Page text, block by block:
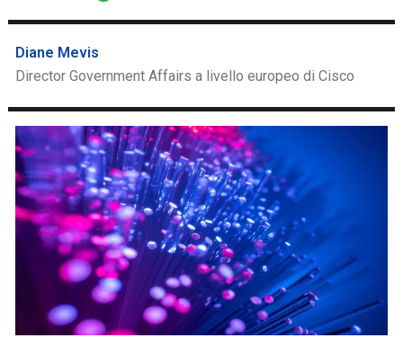
Diane Mevis
Director Government Affairs a livello europeo di Cisco